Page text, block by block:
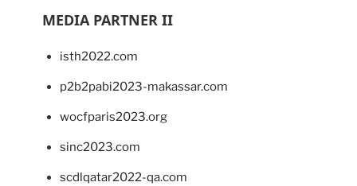
MEDIA PARTNER II
isth2022.com
p2b2pabi2023-makassar.com
wocfparis2023.org
sinc2023.com
scdlqatar2022-qa.com